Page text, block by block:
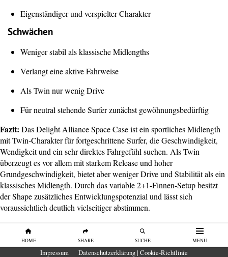
HOME SHARE SUCHE MENÜ
Eigenständiger und verspielter Charakter
Schwächen
Weniger stabil als klassische Midlengths
Verlangt eine aktive Fahrweise
Als Twin nur wenig Drive
Für neutral stehende Surfer zunächst gewöhnungsbedürftig
Fazit: Das Delight Alliance Space Case ist ein sportliches Midlength
mit Twin-Charakter für fortgeschrittene Surfer, die Geschwindigkeit,
Wendigkeit und ein sehr direktes Fahrgefühl suchen. Als Twin
überzeugt es vor allem mit starkem Release und hoher
Grundgeschwindigkeit, bietet aber weniger Drive und Stabilität als ein
klassisches Midlength. Durch das variable 2+1-Finnen-Setup besitzt
der Shape zusätzliches Entwicklungspotenzial und lässt sich
voraussichtlich deutlich vielseitiger abstimmen.
Hier geht’s zum Delight Alliance Space Case!
Impressum Datenschutzerklärung | Cookie-Richtlinie